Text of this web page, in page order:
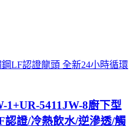
LF認證龍頭 全新24小時循環
1+UR-5411JW-8廚下型
認證/冷熱飲水/逆滲透/觸